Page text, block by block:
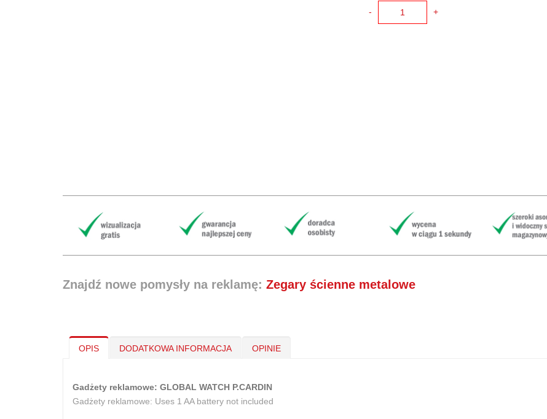
-
+
Znajdź nowe pomysły na reklamę: Zegary ścienne metalowe
OPIS DODATKOWA INFORMACJA OPINIE
Gadżety reklamowe: GLOBAL WATCH P.CARDIN
Gadżety reklamowe: Uses 1 AA battery not included